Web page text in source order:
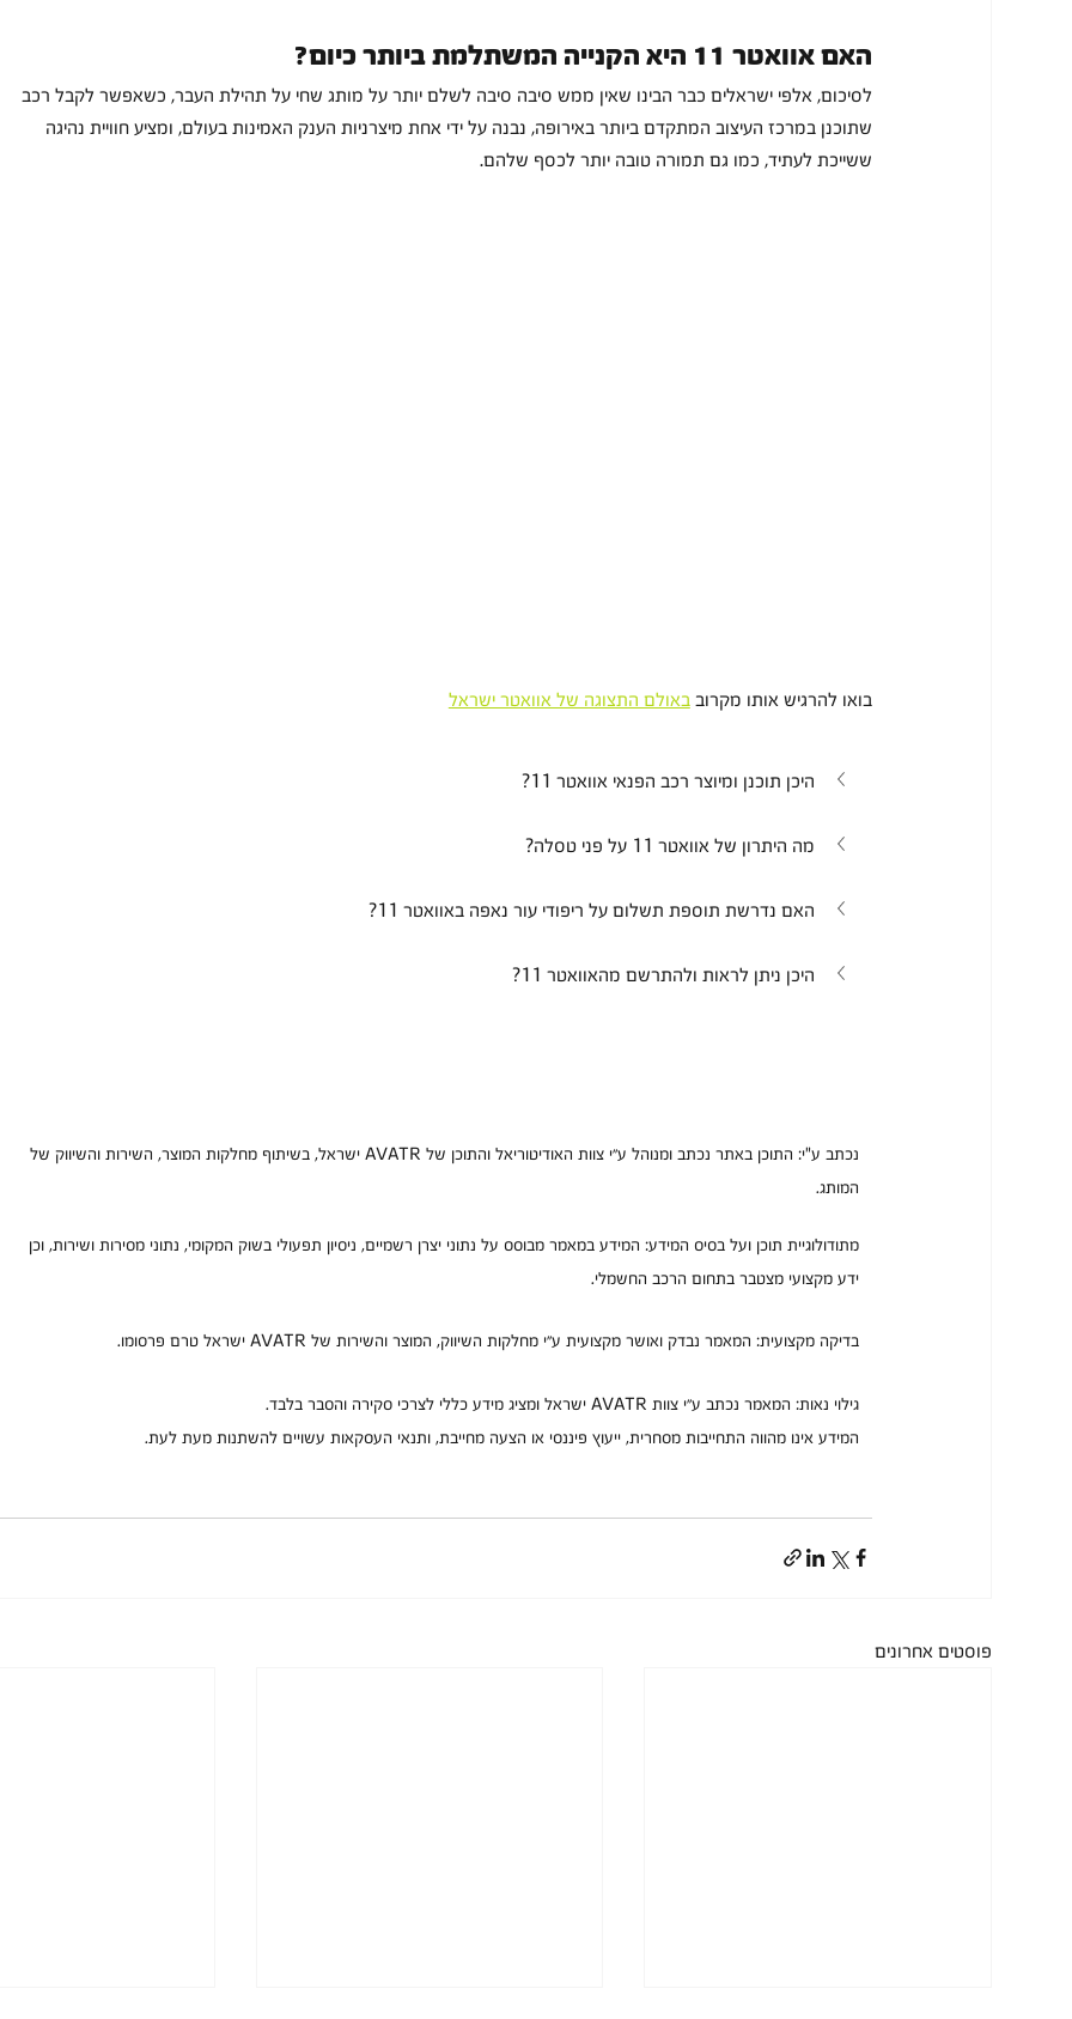
האם אוואטר 11 היא הקנייה המשתלמת ביותר כיום?
לסיכום, אלפי ישראלים כבר הבינו שאין ממש סיבה סיבה לשלם יותר על מותג שחי על תהילת העבר, כשאפשר לקבל רכב
שתוכנן במרכז העיצוב המתקדם ביותר באירופה, נבנה על ידי אחת מיצרניות הענק האמינות בעולם, ומציע חוויית נהיגה
ששייכת לעתיד, כמו גם תמורה טובה יותר לכסף שלהם.
בואו להרגיש אותו מקרוב באולם התצוגה של אוואטר ישראל
היכן תוכנן ומיוצר רכב הפנאי אוואטר 11?
מה היתרון של אוואטר 11 על פני טסלה?
האם נדרשת תוספת תשלום על ריפודי עור נאפה באוואטר 11?
היכן ניתן לראות ולהתרשם מהאוואטר 11?
נכתב ע"י: התוכן באתר נכתב ומנוהל ע״י צוות האודיטוריאל והתוכן של AVATR ישראל, בשיתוף מחלקות המוצר, השירות והשיווק של
המותג.
מתודולוגיית תוכן ועל בסיס המידע: המידע במאמר מבוסס על נתוני יצרן רשמיים, ניסיון תפעולי בשוק המקומי, נתוני מסירות ושירות, וכן
ידע מקצועי מצטבר בתחום הרכב החשמלי.
בדיקה מקצועית: המאמר נבדק ואושר מקצועית ע״י מחלקות השיווק, המוצר והשירות של AVATR ישראל טרם פרסומו.
גילוי נאות: המאמר נכתב ע״י צוות AVATR ישראל ומציג מידע כללי לצרכי סקירה והסבר בלבד.
המידע אינו מהווה התחייבות מסחרית, ייעוץ פיננסי או הצעה מחייבת, ותנאי העסקאות עשויים להשתנות מעת לעת.
פוסטים אחרונים